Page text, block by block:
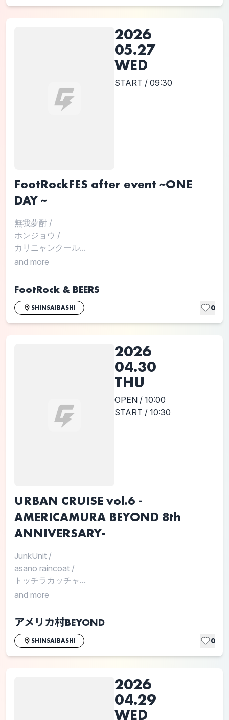
2026
05.27
WED
START / 09:30
FootRockFES after event ~ONE
DAY ~
無我夢酎 /
ホンジョウ /
カリニャンクール...
and more
FootRock & BEERS
SHINSAIBASHI 0
2026
04.30
THU
OPEN / 10:00
START / 10:30
URBAN CRUISE vol.6 -
AMERICAMURA BEYOND 8th
ANNIVERSARY-
JunkUnit /
asano raincoat /
トッチラカッチャ...
and more
アメリカ村BEYOND
SHINSAIBASHI 0
2026
04.29
WED